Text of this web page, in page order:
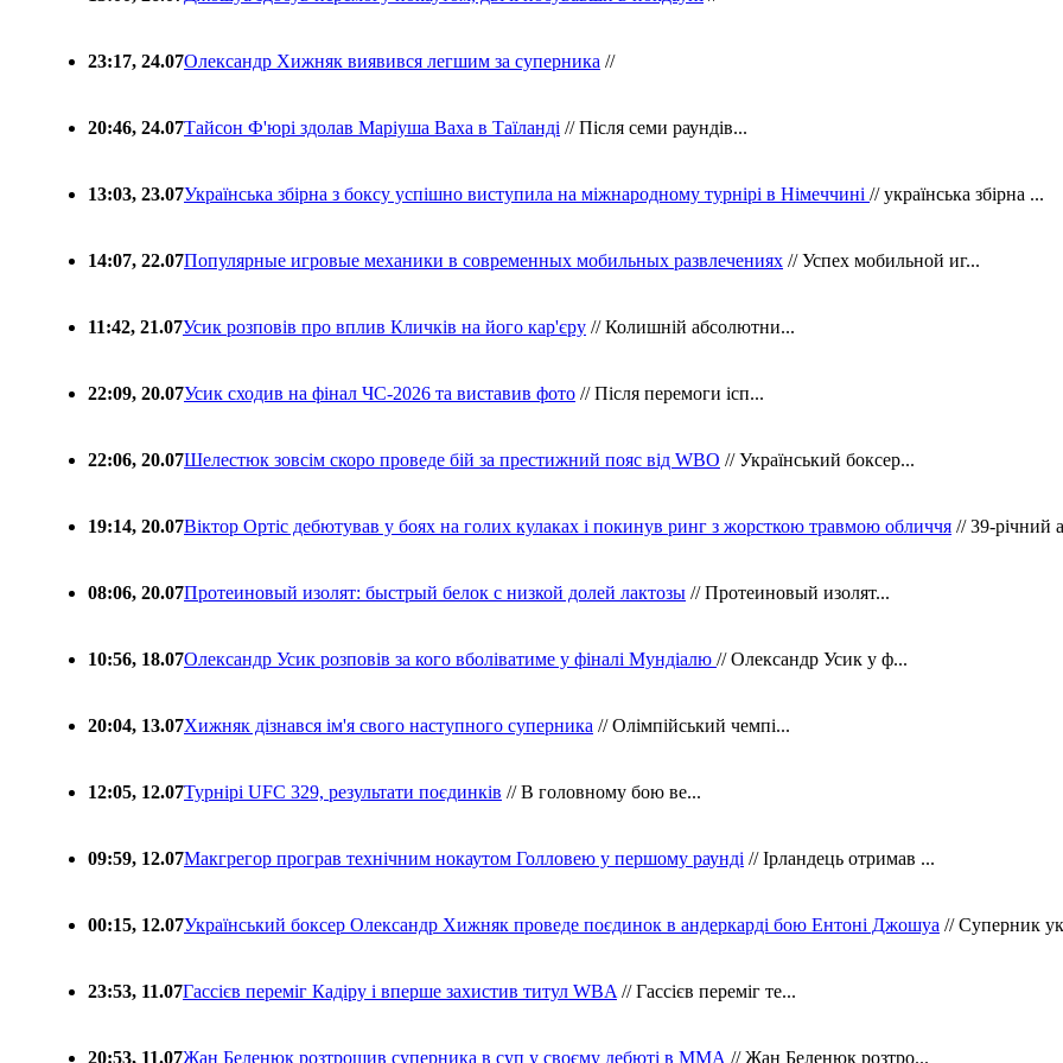
23:17, 24.07Олександр Хижняк виявився легшим за суперника //
20:46, 24.07Тайсон Ф'юрі здолав Маріуша Ваха в Таїланді // Після семи раундів...
13:03, 23.07Українська збірна з боксу успішно виступила на міжнародному турнірі в Німеччині // українська збірна ...
14:07, 22.07Популярные игровые механики в современных мобильных развлечениях // Успех мобильной иг...
11:42, 21.07Усик розповів про вплив Кличків на його кар'єру // Колишній абсолютни...
22:09, 20.07Усик сходив на фінал ЧС-2026 та виставив фото // Після перемоги ісп...
22:06, 20.07Шелестюк зовсім скоро проведе бій за престижний пояс від WBO // Український боксер...
19:14, 20.07Віктор Ортіс дебютував у боях на голих кулаках і покинув ринг з жорсткою травмою обличчя // 39-річний
08:06, 20.07Протеиновый изолят: быстрый белок с низкой долей лактозы // Протеиновый изолят...
10:56, 18.07Олександр Усик розповів за кого вболіватиме у фіналі Мундіалю // Олександр Усик у ф...
20:04, 13.07Хижняк дізнався ім'я свого наступного суперника // Олімпійський чемпі...
12:05, 12.07Турнірі UFC 329, результати поєдинків // В головному бою ве...
09:59, 12.07Макгрегор програв технічним нокаутом Голловею у першому раунді // Ірландець отримав ...
00:15, 12.07Український боксер Олександр Хижняк проведе поєдинок в андеркарді бою Ентоні Джошуа // Суперник
23:53, 11.07Гассієв переміг Кадіру і вперше захистив титул WBA // Гассієв переміг те...
20:53, 11.07Жан Беленюк розтрощив суперника в суп у своєму дебюті в ММА // Жан Беленюк розтро...